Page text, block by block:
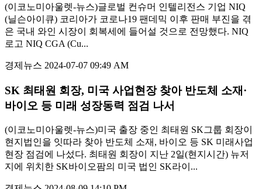
(이코노미아울렛-뉴스)글로벌 컨슈머 인텔리전스 기업 NIQ
(닐슨아이큐) 코리아가 코로나19 팬데믹 이후 판매 부진을 겪
은 국내 와인 시장이 회복세에 들어설 것으로 전망했다. NIQ
로고 NIQ CGA (Cu...
경제뉴스 2024-07-07 09:49 AM
SK 최태원 회장, 미국 사업현장 찾아 반도체 소재·
바이오 등 미래 성장동력 점검 나서
(이코노미아울렛-뉴스)미국 출장 중인 최태원 SK그룹 회장이
현지법인을 잇따라 찾아 반도체 소재, 바이오 등 SK 미래사업
현장 점검에 나섰다. 최태원 회장이 지난 2일(현지시간) 뉴저
지에 위치한 SK바이오팜의 미국 법인 SK라이...